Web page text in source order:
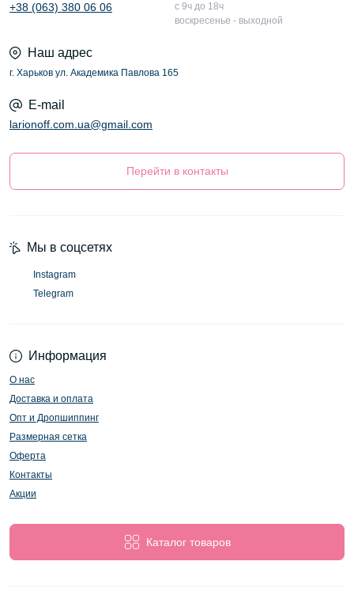
+38 (063) 380 06 06
с 9ч до 18ч
воскресенье - выходной
Наш адрес
г. Харьков ул. Академика Павлова 165
E-mail
larionoff.com.ua@gmail.com
Перейти в контакты
Информация
О нас
Доставка и оплата
Опт и Дропшиппинг
Размерная сетка
Оферта
Контакты
Акции
Каталог товаров
Мы в соцсетях
Instagram
Telegram